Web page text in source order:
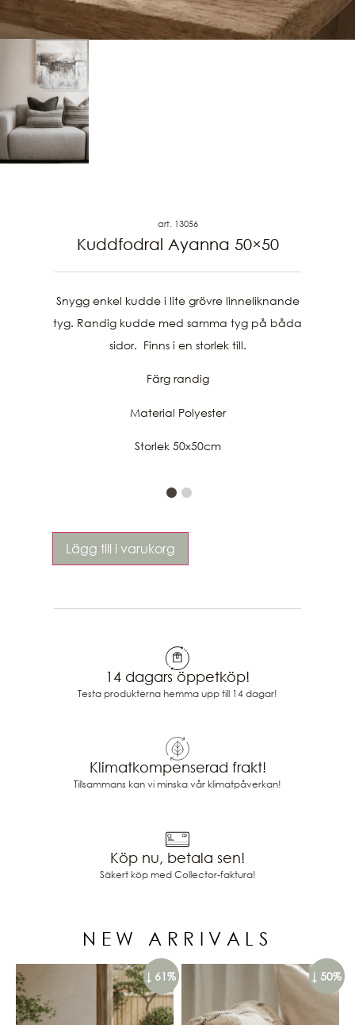
art. 13056
Kuddfodral Ayanna 50×50
Snygg enkel kudde i lite grövre linneliknande
tyg. Randig kudde med samma tyg på båda
sidor. Finns i en storlek till.
Färg randig
Material Polyester
Storlek 50x50cm
Lägg till i varukorg
14 dagars öppetköp!
Testa produkterna hemma upp till 14 dagar!
Klimatkompenserad frakt!
Tillsammans kan vi minska vår klimatpåverkan!
Köp nu, betala sen!
Säkert köp med Collector-faktura!
NEW ARRIVALS
↓ 61% ↓ 50%